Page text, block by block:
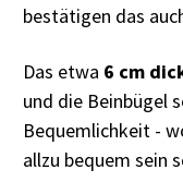
bestätigen das
Das etwa 6 cm
und die Beinbügel
Bequemlichkeit -
allzu bequem sein